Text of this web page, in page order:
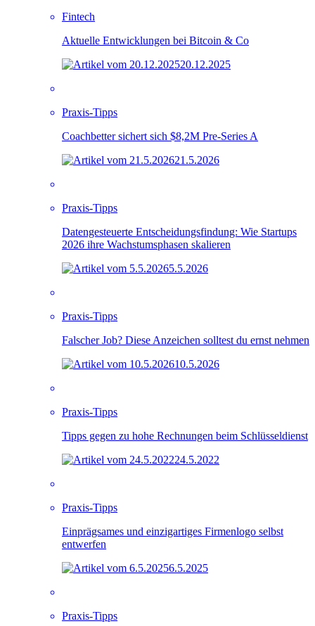
Fintech
Aktuelle Entwicklungen bei Bitcoin & Co
20.12.2025
Praxis-Tipps
Coachbetter sichert sich $8,2M Pre-Series A
21.5.2026
Praxis-Tipps
Datengesteuerte Entscheidungsfindung: Wie Startups
2026 ihre Wachstumsphasen skalieren
5.5.2026
Praxis-Tipps
Falscher Job? Diese Anzeichen solltest du ernst nehmen
10.5.2026
Praxis-Tipps
Tipps gegen zu hohe Rechnungen beim Schlüsseldienst
24.5.2022
Praxis-Tipps
Einprägsames und einzigartiges Firmenlogo selbst
entwerfen
6.5.2025
Praxis-Tipps